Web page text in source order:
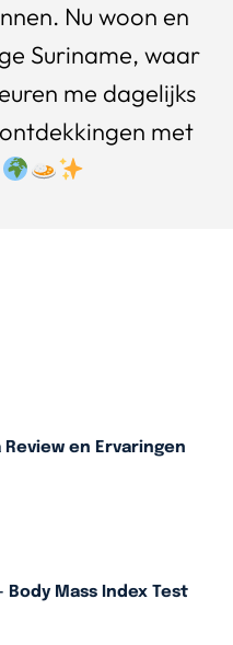
Nu woon en
Suriname, waar
me dagelijks
met
Review en Ervaringen
Body Mass Index Test